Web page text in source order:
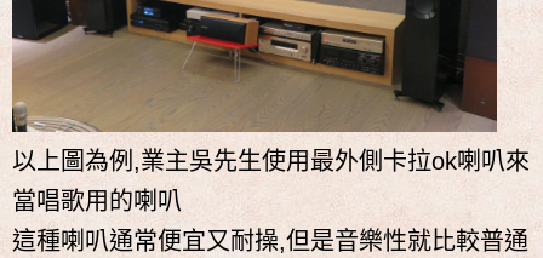
以上圖為例,業主吳先生使用最外側卡拉ok喇叭來
當唱歌用的喇叭
這種喇叭通常便宜又耐操,但是音樂性就比較普通